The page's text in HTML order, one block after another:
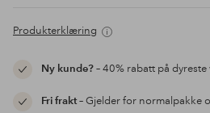
Produkterklæring
Ny kunde?– 40% rabatt på dyreste
Fri frakt– Gjelder for normalpakke